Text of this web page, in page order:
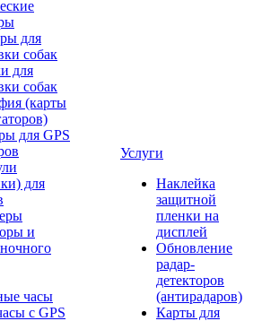
для
собак
для
собак
(карты
для GPS
для
и
часы
с GPS
Услуги
Наклейка
защитной
пленки на
дисплей
Обновление
радар-
детекторов
(антирадаров)
Карты для